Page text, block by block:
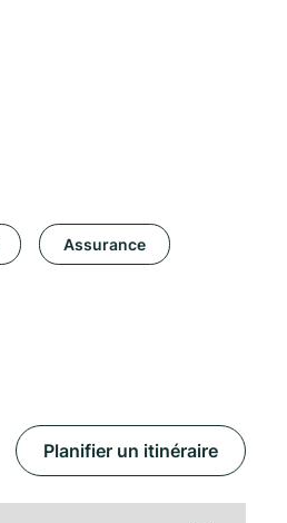
Assurance
Planifier un itinéraire